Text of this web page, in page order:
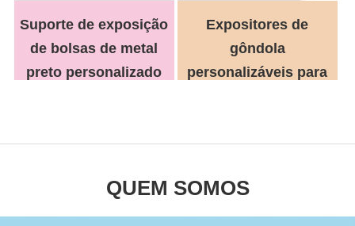
Suporte de exposição
de bolsas de metal
preto personalizado
Expositores de
gôndola
personalizáveis ​​para
QUEM SOMOS